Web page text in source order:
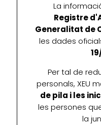
La
Registre
Generalitat de
les dades
Per tal de
personals, XEU
de pila i les
les persones
la